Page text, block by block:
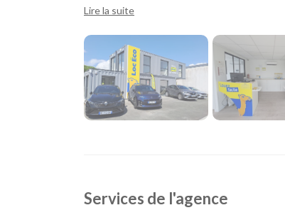
Une agence pour tous vos projets
Que vous prépariez un déménagement, un
simplement besoin d'un véhicule pour
Son emplacement permet de rejoindre
communes voisines.
Quel véhicule choisir ?
Routières, SUV et monospaces pour
Minibus pour voyager en groupe.
Lire la suite
Services de l'agence